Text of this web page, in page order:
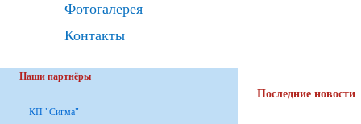
Фотогалерея
Контакты
Наши партнёры
КП "Сигма"
Последние новости